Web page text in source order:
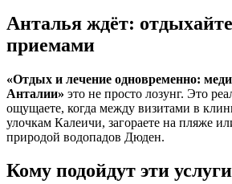
Анталья ждёт:
приемами
«Отдых и лечение одновременно:
Анталии» это не просто лозунг. Это
ощущаете, когда между визитами в
улочкам Калеичи, загораете на пляже
природой водопадов Дюден.
Кому подойдут эти